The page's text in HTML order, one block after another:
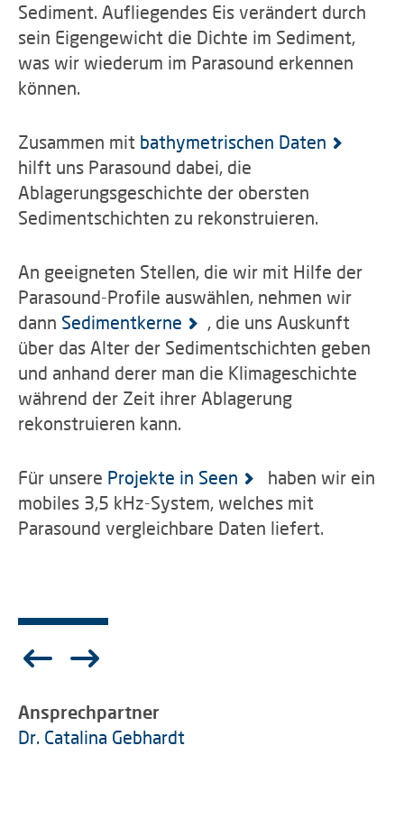
Sediment. Aufliegendes Eis verändert durch
sein Eigengewicht die Dichte im Sediment,
was wir wiederum im Parasound erkennen
können.
Zusammen mit bathymetrischen Daten
hilft uns Parasound dabei, die
Ablagerungsgeschichte der obersten
Sedimentschichten zu rekonstruieren.
An geeigneten Stellen, die wir mit Hilfe der
Parasound-Profile auswählen, nehmen wir
dann Sedimentkerne
, die uns Auskunft
über das Alter der Sedimentschichten geben
und anhand derer man die Klimageschichte
während der Zeit ihrer Ablagerung
rekonstruieren kann.
Für unsere Projekte in Seen
haben wir ein
mobiles 3,5 kHz-System, welches mit
Parasound vergleichbare Daten liefert.
Schön geschichtete Sedimente mit
Alte Eisbergkratzer mit dicker
Relatively young iceberg ploughmarks with
Schön geschichtete Sedimente mit
Schön geschichtete Sedimente am Hang,
Ansprechpartner
Dr. Catalina Gebhardt